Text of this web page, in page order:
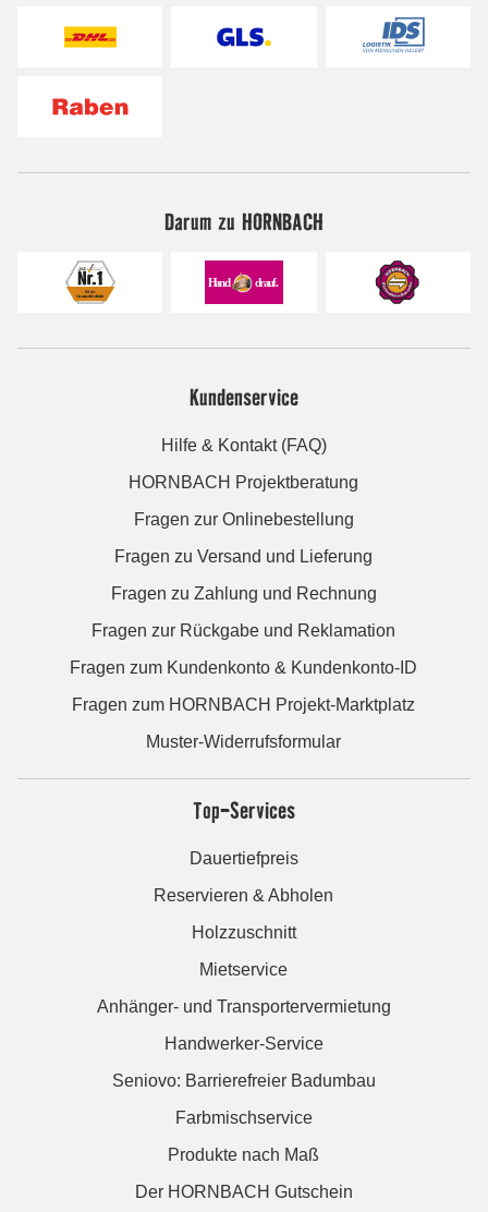
Darum zu HORNBACH
Kundenservice
Hilfe & Kontakt (FAQ)
HORNBACH Projektberatung
Fragen zur Onlinebestellung
Fragen zu Versand und Lieferung
Fragen zu Zahlung und Rechnung
Fragen zur Rückgabe und Reklamation
Fragen zum Kundenkonto & Kundenkonto-ID
Fragen zum HORNBACH Projekt-Marktplatz
Muster-Widerrufsformular
Top-Services
Dauertiefpreis
Reservieren & Abholen
Holzzuschnitt
Mietservice
Anhänger- und Transportervermietung
Handwerker-Service
Seniovo: Barrierefreier Badumbau
Farbmischservice
Produkte nach Maß
Der HORNBACH Gutschein